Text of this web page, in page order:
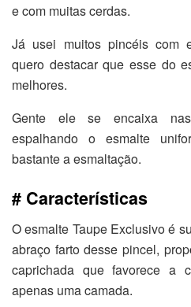
e com muitas cerdas.
Já usei muitos pincéis com
quero destacar que esse do
melhores.
Gente ele se encaixa
espalhando o esmalte
bastante a esmaltação.
# Características
O esmalte Taupe Exclusivo é
abraço farto desse pincel,
caprichada que favorece a
apenas uma camada.